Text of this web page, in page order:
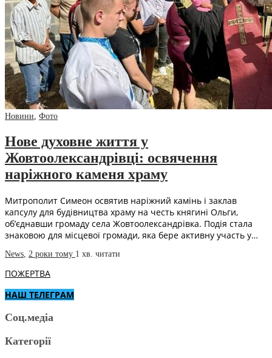
Новини, Фото
Нове духовне життя у
Жовтоолександрівці: освячення
наріжного каменя храму
Митрополит Симеон освятив наріжний камінь і заклав
капсулу для будівництва храму на честь княгині Ольги,
об’єднавши громаду села Жовтоолександрівка. Подія стала
знаковою для місцевої громади, яка бере активну участь у…
News, 2 роки тому 1 хв. читати
ПОЖЕРТВА
НАШ ТЕЛЕГРАМ
Соц.медіа
Категорії